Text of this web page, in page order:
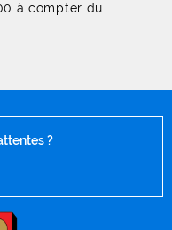
à compter du
?